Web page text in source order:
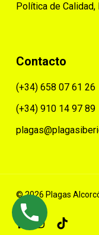
Política de
Contacto
(+34) 658 07 61 26
(+34) 910 14 97 89
© 2026 Plagas
facebookinstagram
tiktok